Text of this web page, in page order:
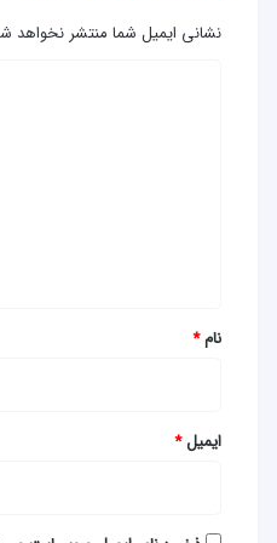
نشانی ایمیل شما منتشر نخواهد
نام*
ایمیل*